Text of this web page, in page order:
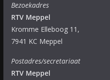
Bezoekadres
RTV Meppel
Kromme Elleboog 11,
7941 KC Meppel
Postadres/secretariaat
RTV Meppel